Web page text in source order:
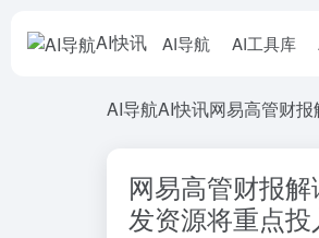
AI快讯 AI导航 AI工具库
AI导航AI快讯网易高管财
网易高管财报
发资源将重点投